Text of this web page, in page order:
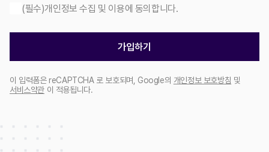
(필수)개인정보 수집 및 이용에 동의합니다.
가입하기
이 입력폼은 reCAPTCHA 로 보호되며, Google의 개인정보 보호방침 및
서비스약관 이 적용됩니다.